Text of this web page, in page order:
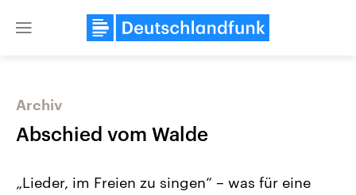
Close
Archiv
Abschied vom Walde
„Lieder, im Freien zu singen“ – was für eine